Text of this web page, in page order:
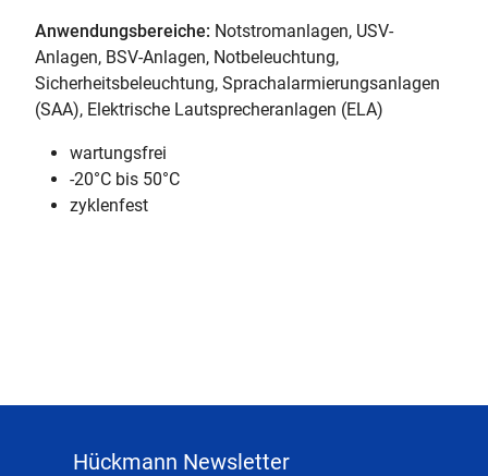
Anwendungsbereiche: Notstromanlagen, USV-
Anlagen, BSV-Anlagen, Notbeleuchtung,
Sicherheitsbeleuchtung, Sprachalarmierungsanlagen
(SAA), Elektrische Lautsprecheranlagen (ELA)
wartungsfrei
-20°C bis 50°C
zyklenfest
Hückmann Newsletter